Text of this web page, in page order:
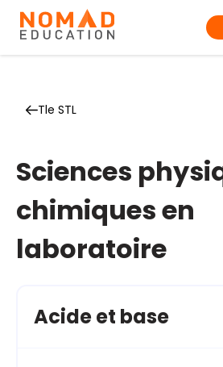
Tle STL
Sciences
chimiques en
laboratoire
Acide et base